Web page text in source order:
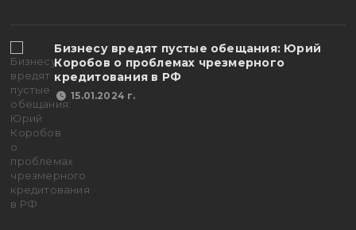
Бизнесу вредят пустые обещания: Юрий
Коробов о проблемах чрезмерного
кредитования в РФ
15.01.2024 г.